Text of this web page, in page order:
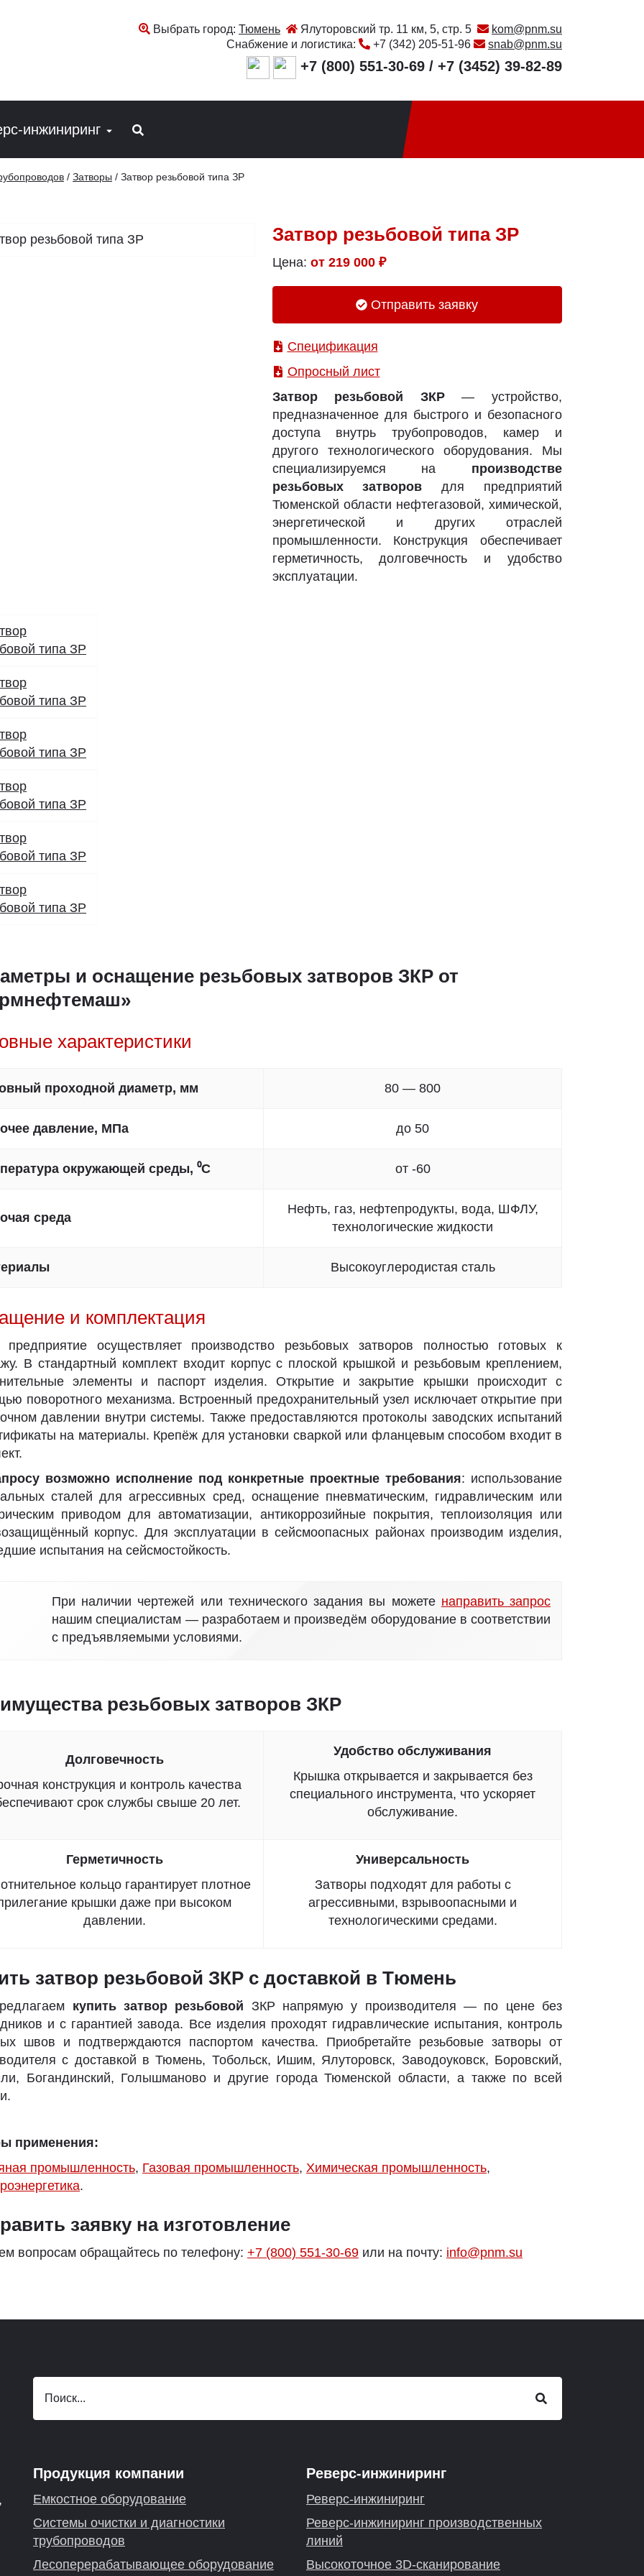
Выбрать город: Тюмень Ялуторовский тр. 11 км, 5, стр. 5
kom@pnm.su
Снабжение и логистика:
+7 (342) 205-51-96 snab@pnm.su
+7 (800) 551-30-69 / +7 (3452) 39-82-89
инжиниринг
/ Затворы / Затвор резьбовой типа ЗР
Затвор резьбовой типа ЗР
Цена: от 219 000₽
Отправить заявку
Спецификация
Опросный лист
Затвор резьбовой ЗКР— устройство,
предназначенное для быстрого и безопасного
доступа внутрь трубопроводов, камер и
другого технологического оборудования. Мы
специализируемся на производстве
резьбовых затворов для предприятий
Тюменской области нефтегазовой, химической,
энергетической и других отраслей
промышленности. Конструкция обеспечивает
герметичность, долговечность и удобство
эксплуатации.
и оснащение резьбовых затворов ЗКР от
характеристики
проходной диаметр, мм 80 — 800
давление, МПа до 50
окружающей среды, ⁰C от -60
среда
Нефть, газ, нефтепродукты, вода, ШФЛУ,
технологические жидкости
Высокоуглеродистая сталь
и комплектация
осуществляет производство резьбовых затворов полностью готовых к
В стандартный комплект входит корпус с плоской крышкой и резьбовым креплением,
элементы и паспорт изделия. Открытие и закрытие крышки происходит с
поворотного механизма. Встроенный предохранительный узел исключает открытие при
давлении внутри системы. Также предоставляются протоколы заводских испытаний
на материалы. Крепёж для установки сваркой или фланцевым способом входит в
возможно исполнение под конкретные проектные требования: использование
сталей для агрессивных сред, оснащение пневматическим, гидравлическим или
приводом для автоматизации, антикоррозийные покрытия, теплоизоляция или
корпус. Для эксплуатации в сейсмоопасных районах производим изделия,
испытания на сейсмостойкость.
При наличии чертежей или технического задания вы можете направить запрос
нашим специалистам — разработаем и произведём оборудование в соответствии
с предъявляемыми условиями.
резьбовых затворов ЗКР
Долговечность
конструкция и контроль качества
срок службы свыше 20 лет.
Удобство обслуживания
Крышка открывается и закрывается без
специального инструмента, что ускоряет
обслуживание.
Герметичность
кольцо гарантирует плотное
крышки даже при высоком
давлении.
Универсальность
Затворы подходят для работы с
агрессивными, взрывоопасными и
технологическими средами.
затвор резьбовой ЗКР с доставкой в Тюмень
купить затвор резьбовой ЗКР напрямую у производителя — по цене без
и с гарантией завода. Все изделия проходят гидравлические испытания, контроль
швов и подтверждаются паспортом качества. Приобретайте резьбовые затворы от
с доставкой в Тюмень, Тобольск, Ишим, Ялуторовск, Заводоуковск, Боровский,
Богандинский, Голышманово и другие города Тюменской области, а также по всей
применения:
промышленность, Газовая промышленность, Химическая промышленность,
.
заявку на изготовление
вопросам обращайтесь по телефону: +7 (800) 551-30-69 или на почту: info@pnm.su
Продукция компании
Емкостное оборудование
Системы очистки и диагностики
трубопроводов
Лесоперерабатывающее оборудование
Реверс-инжиниринг
Реверс-инжиниринг
Реверс-инжиниринг производственных
линий
Высокоточное 3D-сканирование